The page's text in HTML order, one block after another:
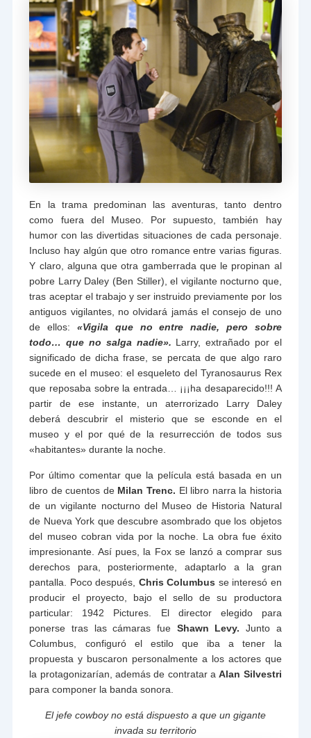
En la trama predominan las aventuras, tanto dentro
como fuera del Museo. Por supuesto, también hay
humor con las divertidas situaciones de cada personaje.
Incluso hay algún que otro romance entre varias figuras.
Y claro, alguna que otra gamberrada que le propinan al
pobre Larry Daley (Ben Stiller), el vigilante nocturno que,
tras aceptar el trabajo y ser instruido previamente por los
antiguos vigilantes, no olvidará jamás el consejo de uno
de ellos: «Vigila que no entre nadie, pero sobre
todo… que no salga nadie». Larry, extrañado por el
significado de dicha frase, se percata de que algo raro
sucede en el museo: el esqueleto del Tyranosaurus Rex
que reposaba sobre la entrada… ¡¡¡ha desaparecido!!! A
partir de ese instante, un aterrorizado Larry Daley
deberá descubrir el misterio que se esconde en el
museo y el por qué de la resurrección de todos sus
«habitantes» durante la noche.
Por último comentar que la película está basada en un
libro de cuentos deMilan Trenc. El libro narra la historia
de un vigilante nocturno del Museo de Historia Natural
de Nueva York que descubre asombrado que los objetos
del museo cobran vida por la noche. La obra fue éxito
impresionante. Así pues, la Fox se lanzó a comprar sus
derechos para, posteriormente, adaptarlo a la gran
pantalla. Poco después, Chris Columbus se interesó en
producir el proyecto, bajo el sello de su productora
particular: 1942 Pictures. El director elegido para
ponerse tras las cámaras fue Shawn Levy. Junto a
Columbus, configuró el estilo que iba a tener la
propuesta y buscaron personalmente a los actores que
la protagonizarían, además de contratar aAlan Silvestri
para componer la banda sonora.
El jefe cowboy no está dispuesto a que un gigante
invada su territorio